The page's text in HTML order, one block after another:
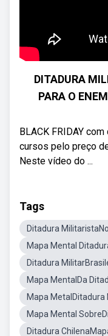
DITADURA
PARA O
BLACK FRIDAY
cursos pelo preço
Neste vídeo do ...
Tags
Ditadura
Mapa Mental
Ditadura
Mapa MentalDa
Mapa MetalDitadura
Mapa Mental
Ditadura